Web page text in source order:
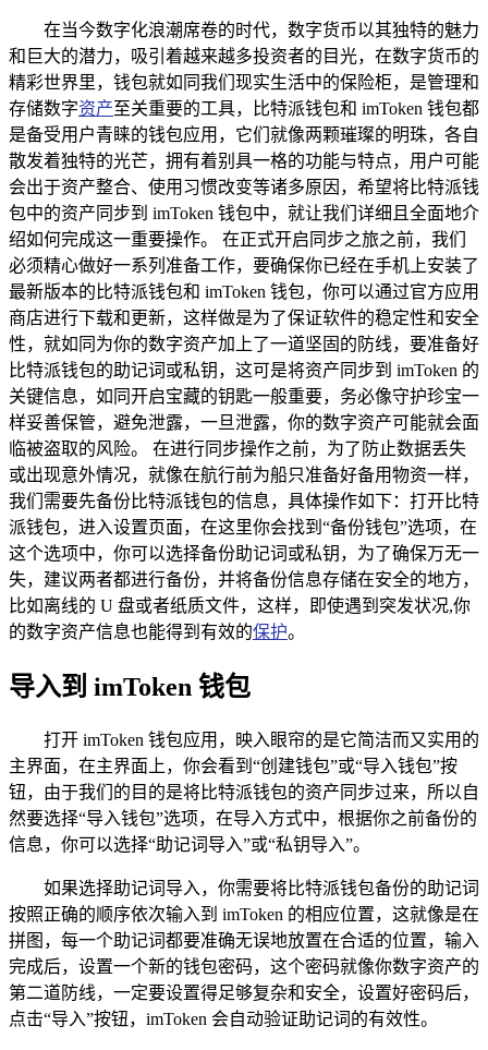
在当今数字化浪潮席卷的时代，数字货币以其独特的魅力
和巨大的潜力，吸引着越来越多投资者的目光，在数字货币的
精彩世界里，钱包就如同我们现实生活中的保险柜，是管理和
存储数字资产至关重要的工具，比特派钱包和 imToken 钱包都
是备受用户青睐的钱包应用，它们就像两颗璀璨的明珠，各自
散发着独特的光芒，拥有着别具一格的功能与特点，用户可能
会出于资产整合、使用习惯改变等诸多原因，希望将比特派钱
包中的资产同步到 imToken 钱包中，就让我们详细且全面地介
绍如何完成这一重要操作。 在正式开启同步之旅之前，我们
必须精心做好一系列准备工作，要确保你已经在手机上安装了
最新版本的比特派钱包和 imToken 钱包，你可以通过官方应用
商店进行下载和更新，这样做是为了保证软件的稳定性和安全
性，就如同为你的数字资产加上了一道坚固的防线，要准备好
比特派钱包的助记词或私钥，这可是将资产同步到 imToken 的
关键信息，如同开启宝藏的钥匙一般重要，务必像守护珍宝一
样妥善保管，避免泄露，一旦泄露，你的数字资产可能就会面
临被盗取的风险。 在进行同步操作之前，为了防止数据丢失
或出现意外情况，就像在航行前为船只准备好备用物资一样，
我们需要先备份比特派钱包的信息，具体操作如下：打开比特
派钱包，进入设置页面，在这里你会找到“备份钱包”选项，在
这个选项中，你可以选择备份助记词或私钥，为了确保万无一
失，建议两者都进行备份，并将备份信息存储在安全的地方，
比如离线的 U 盘或者纸质文件，这样，即使遇到突发状况,你
的数字资产信息也能得到有效的保护。
导入到 imToken 钱包
打开 imToken 钱包应用，映入眼帘的是它简洁而又实用的
主界面，在主界面上，你会看到“创建钱包”或“导入钱包”按
钮，由于我们的目的是将比特派钱包的资产同步过来，所以自
然要选择“导入钱包”选项，在导入方式中，根据你之前备份的
信息，你可以选择“助记词导入”或“私钥导入”。
如果选择助记词导入，你需要将比特派钱包备份的助记词
按照正确的顺序依次输入到 imToken 的相应位置，这就像是在
拼图，每一个助记词都要准确无误地放置在合适的位置，输入
完成后，设置一个新的钱包密码，这个密码就像你数字资产的
第二道防线，一定要设置得足够复杂和安全，设置好密码后，
点击“导入”按钮，imToken 会自动验证助记词的有效性。